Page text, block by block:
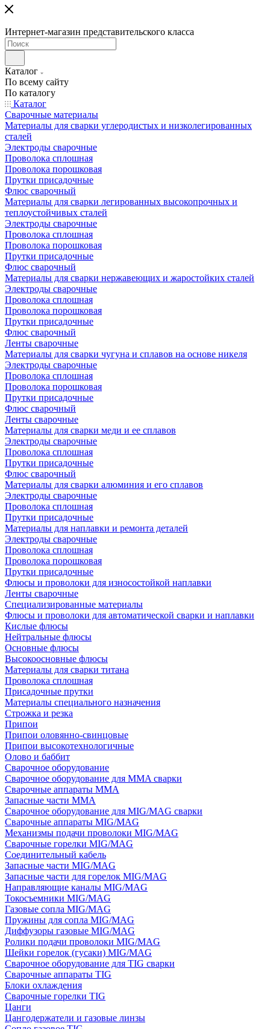
Интернет-магазин представительского класса
Каталог
По всему сайту
По каталогу
Каталог
Сварочные материалы
Материалы для сварки углеродистых и низколегированных
сталей
Электроды сварочные
Проволока сплошная
Проволока порошковая
Прутки присадочные
Флюс сварочный
Материалы для сварки легированных высокопрочных и
теплоустойчивых сталей
Электроды сварочные
Проволока сплошная
Проволока порошковая
Прутки присадочные
Флюс сварочный
Материалы для сварки нержавеющих и жаростойких сталей
Электроды сварочные
Проволока сплошная
Проволока порошковая
Прутки присадочные
Флюс сварочный
Ленты сварочные
Материалы для сварки чугуна и сплавов на основе никеля
Электроды сварочные
Проволока сплошная
Проволока порошковая
Прутки присадочные
Флюс сварочный
Ленты сварочные
Материалы для сварки меди и ее сплавов
Электроды сварочные
Проволока сплошная
Прутки присадочные
Флюс сварочный
Материалы для сварки алюминия и его сплавов
Электроды сварочные
Проволока сплошная
Прутки присадочные
Материалы для наплавки и ремонта деталей
Электроды сварочные
Проволока сплошная
Проволока порошковая
Прутки присадочные
Флюсы и проволоки для износостойкой наплавки
Ленты сварочные
Специализированные материалы
Флюсы и проволоки для автоматической сварки и наплавки
Кислые флюсы
Нейтральные флюсы
Основные флюсы
Высокоосновные флюсы
Материалы для сварки титана
Проволока сплошная
Присадочные прутки
Материалы специального назначения
Строжка и резка
Припои
Припои оловянно-свинцовые
Припои высокотехнологичные
Олово и баббит
Сварочное оборудование
Сварочное оборудование для MMA сварки
Сварочные аппараты MMA
Запасные части MMA
Сварочное оборудование для MIG/MAG сварки
Сварочные аппараты MIG/MAG
Механизмы подачи проволоки MIG/MAG
Сварочные горелки MIG/MAG
Соединительный кабель
Запасные части MIG/MAG
Запасные части для горелок MIG/MAG
Направляющие каналы MIG/MAG
Токосъемники MIG/MAG
Газовые сопла MIG/MAG
Пружины для сопла MIG/MAG
Диффузоры газовые MIG/MAG
Ролики подачи проволоки MIG/MAG
Шейки горелок (гусаки) MIG/MAG
Сварочное оборудование для TIG сварки
Сварочные аппараты TIG
Блоки охлаждения
Сварочные горелки TIG
Цанги
Цангодержатели и газовые линзы